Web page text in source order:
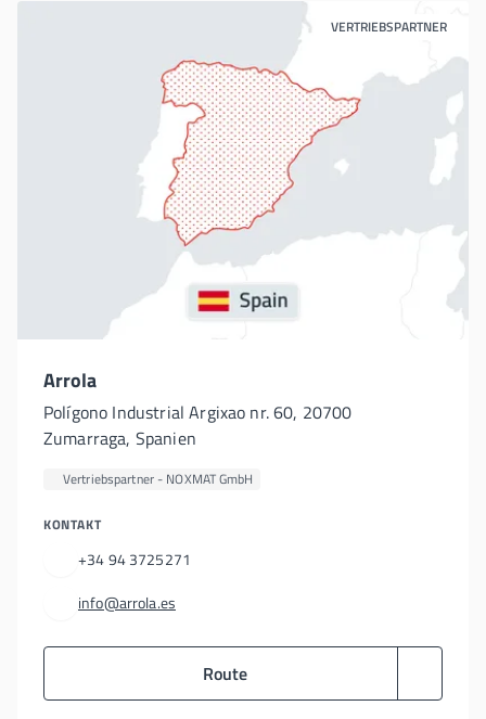
VERTRIEBSPARTNER
Arrola
Polígono Industrial Argixao nr. 60, 20700
Zumarraga, Spanien
Vertriebspartner - NOXMAT GmbH
KONTAKT
+34 94 3725271
info@arrola.es
Route